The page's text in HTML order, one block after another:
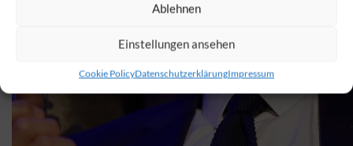
Ablehnen
Einstellungen ansehen
Cookie PolicyDatenschutzerklärungImpressum